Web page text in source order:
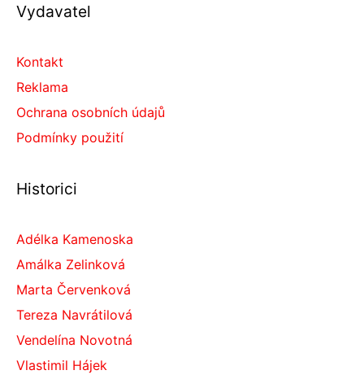
Vydavatel
Kontakt
Reklama
Ochrana osobních údajů
Podmínky použití
Historici
Adélka Kamenoska
Amálka Zelinková
Marta Červenková
Tereza Navrátilová
Vendelína Novotná
Vlastimil Hájek